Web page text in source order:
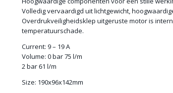
Volledig vervaardigd uit lichtgewicht,
Overdrukveiligheidsklep uitgeruste motor is
temperatuurschade.
Current: 9 – 19 A
Volume: 0 bar 75 l/m
2 bar 61 l/m
Size: 190x96x142mm